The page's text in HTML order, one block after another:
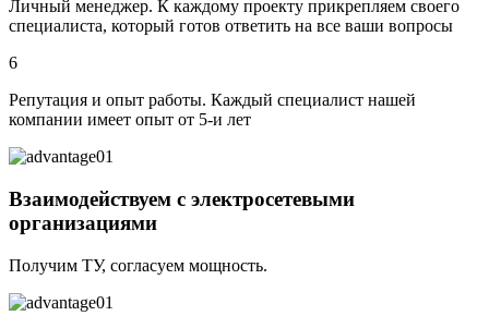
Личный менеджер. К каждому проекту прикрепляем своего
специалиста, который готов ответить на все ваши вопросы
6
Репутация и опыт работы. Каждый специалист нашей
компании имеет опыт от 5-и лет
Взаимодействуем с электросетевыми
организациями
Получим ТУ, согласуем мощность.